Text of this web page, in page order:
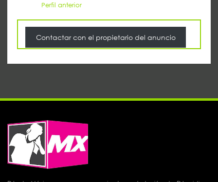
Perfil anterior
Contactar con el propietario del anuncio